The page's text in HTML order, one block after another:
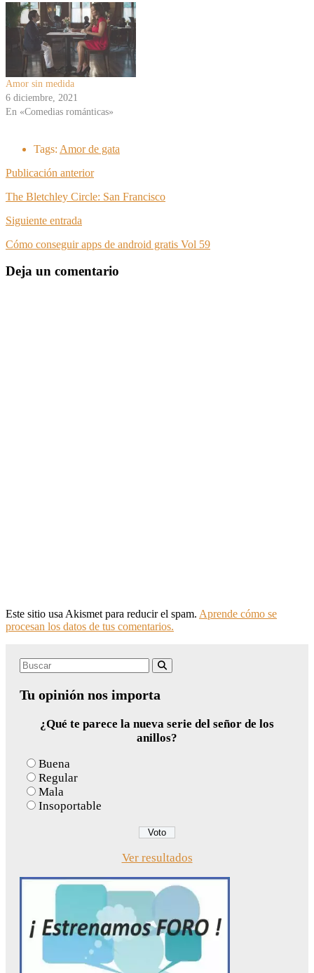
Amor sin medida
6 diciembre, 2021
En «Comedias románticas»
Tags: Amor de gata
Publicación anterior
The Bletchley Circle: San Francisco
Siguiente entrada
Cómo conseguir apps de android gratis Vol 59
Deja un comentario
Este sitio usa Akismet para reducir el spam. Aprende cómo se
procesan los datos de tus comentarios.
Search
Tu opinión nos importa
¿Qué te parece la nueva serie del señor de los
anillos?
Buena
Regular
Mala
Insoportable
Ver resultados